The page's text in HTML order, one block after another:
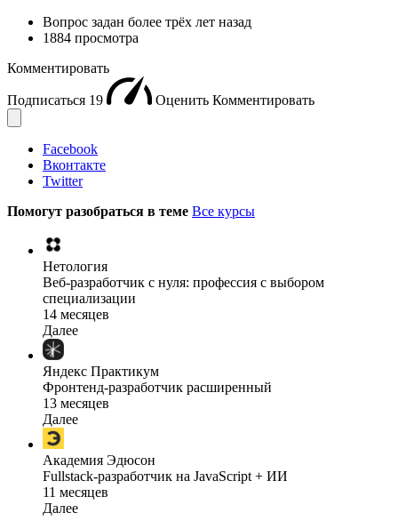
Вопрос задан более трёх лет назад
1884 просмотра
Комментировать
Подписаться 19 Оценить Комментировать
Facebook
Вконтакте
Twitter
Помогут разобраться в теме Все курсы
Нетология
Веб-разработчик с нуля: профессия с выбором
специализации
14 месяцев
Далее
Яндекс Практикум
Фронтенд-разработчик расширенный
13 месяцев
Далее
Академия Эдюсон
Fullstack-разработчик на JavaScript + ИИ
11 месяцев
Далее